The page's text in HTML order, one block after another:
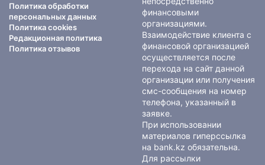
Политика обработки
персональных данных
Политика cookies
Редакционная политика
Политика отзывов
финансовыми
организациями.
Взаимодействие клиента с
финансовой организацией
осуществляется после
перехода на сайт данной
организации или получения
смс-сообщения на номер
телефона, указанный в
заявке.
При использовании
материалов гиперссылка
на bank.kz обязательна.
Для рассылки